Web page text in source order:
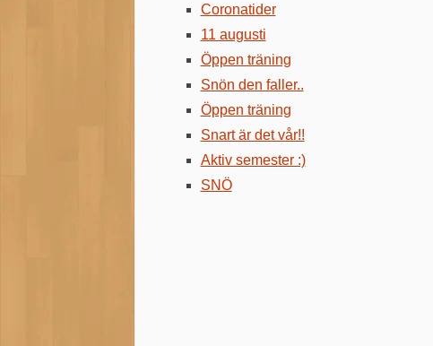
Coronatider
11 augusti
Öppen träning
Snön den faller..
Öppen träning
Snart är det vår!!
Aktiv semester :)
SNÖ